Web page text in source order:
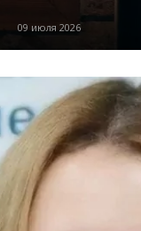
09 июля 2026